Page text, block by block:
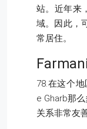
站。近年来
域。因此，
常居住。
78.在这个
e Gharb那
关系非常友